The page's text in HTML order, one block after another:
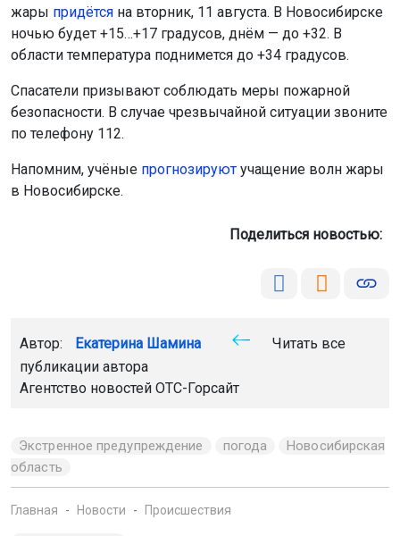
жары придётся на вторник, 11 августа. В Новосибирске
ночью будет +15…+17 градусов, днём — до +32. В
области температура поднимется до +34 градусов.
Спасатели призывают соблюдать меры пожарной
безопасности. В случае чрезвычайной ситуации звоните
по телефону 112.
Напомним, учёные прогнозируют учащение волн жары
в Новосибирске.
Поделиться новостью:
Автор: Екатерина Шамина
Читать все
публикации автора
Агентство новостей ОТС-Горсайт
Экстренное предупреждение погода
Новосибирская
область
Главная Новости Происшествия